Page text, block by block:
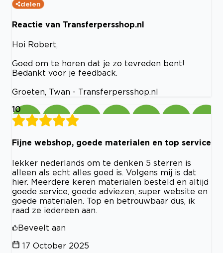
delen
Reactie van Transferpersshop.nl
Hoi Robert,
Goed om te horen dat je zo tevreden bent!
Bedankt voor je feedback.
Groeten, Twan - Transferpersshop.nl
10
Fijne webshop, goede materialen en top service
lekker nederlands om te denken 5 sterren is
alleen als echt alles goed is. Volgens mij is dat
hier. Meerdere keren materialen besteld en altijd
goede service, goede adviezen, super website en
goede materialen. Top en betrouwbaar dus, ik
raad ze iedereen aan.
Beveelt aan
17 October 2025